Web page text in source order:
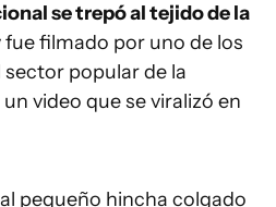
se trepó al tejido de la
fue filmado por uno de los
popular de la
video que se viralizó en
pequeño hincha colgado